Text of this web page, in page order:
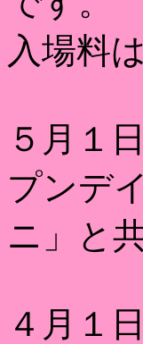
入場料
５月１
プンデ
ニ」と
４月１